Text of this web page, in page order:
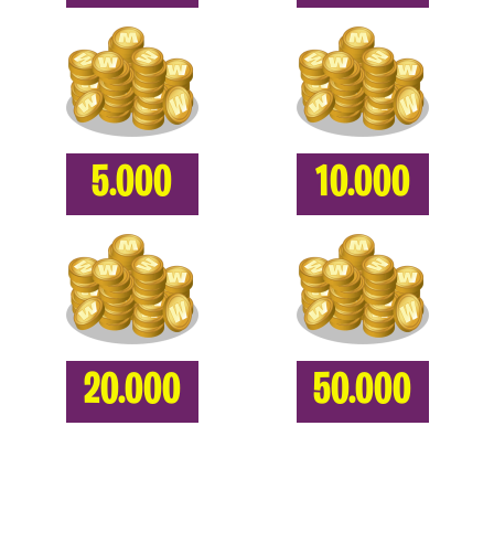
5.000 10.000
20.000 50.000